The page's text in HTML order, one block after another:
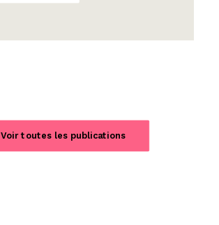
Voir toutes les publications